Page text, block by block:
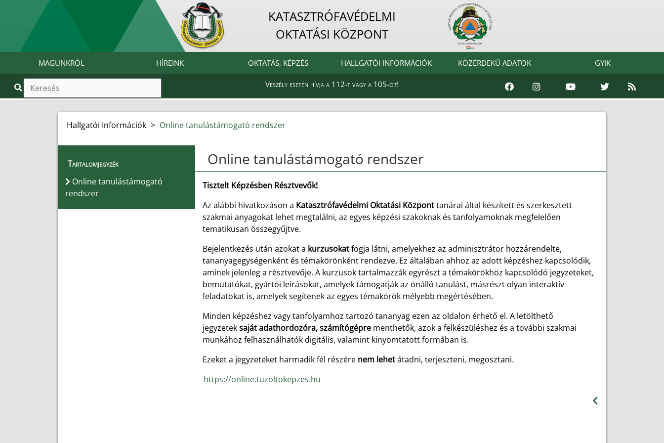
KATASZTRÓFAVÉDELMI
OKTATÁSI KÖZPONT
MAGUNKRÓL HÍREINK OKTATÁS, KÉPZÉS HALLGATÓI INFORMÁCIÓK KÖZÉRDEKŰ ADATOK GYIK
Veszély esetén hívja a 112-t vagy a 105-öt!
Hallgatói Információk > Online tanulástámogató rendszer
Tartalomjegyzék
Online tanulástámogató
rendszer
Online tanulástámogató rendszer
Tisztelt Képzésben Résztvevők!
Az alábbi hivatkozáson a Katasztrófavédelmi Oktatási Központtanárai által készített és szerkesztett
szakmai anyagokat lehet megtalálni, az egyes képzési szakoknak és tanfolyamoknak megfelelően
tematikusan összegyűjtve.
Bejelentkezés után azokat a kurzusokatfogja látni, amelyekhez az adminisztrátor hozzárendelte,
tananyagegységenként és témakörönként rendezve. Ez általában ahhoz az adott képzéshez kapcsolódik,
aminek jelenleg a résztvevője. A kurzusok tartalmazzák egyrészt a témakörökhöz kapcsolódó jegyzeteket,
bemutatókat, gyártói leírásokat, amelyek támogatják az önálló tanulást, másrészt olyan interaktív
feladatokat is, amelyek segítenek az egyes témakörök mélyebb megértésében.
Minden képzéshez vagy tanfolyamhoz tartozó tananyag ezen az oldalon érhető el. A letölthető
jegyzeteksaját adathordozóra, számítógépre menthetők, azok a felkészüléshez és a további szakmai
munkához felhasználhatók digitális, valamint kinyomtatott formában is.
Ezeket a jegyzeteket harmadik fél részérenem lehetátadni, terjeszteni, megosztani.
https://online.tuzoltokepzes.hu